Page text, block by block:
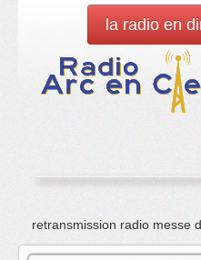
la radio en
Accueil
Emissions
retransmission radio messe